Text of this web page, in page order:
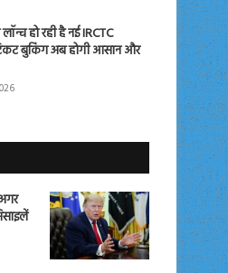
हो रही है नई IRCTC
बुकिंग अब होगी आसान और